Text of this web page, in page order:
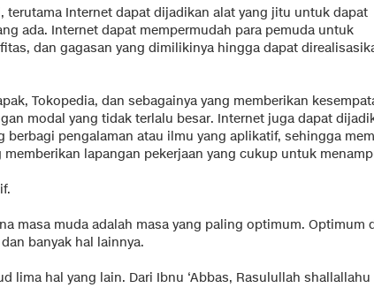
terutama Internet dapat dijadikan alat yang jitu untuk dapat
ada. Internet dapat mempermudah para pemuda untuk
dan gagasan yang dimilikinya hingga dapat
Tokopedia, dan sebagainya yang memberikan
modal yang tidak terlalu besar. Internet juga dapat
berbagi pengalaman atau ilmu yang aplikatif, sehingga
lapangan pekerjaan yang cukup untuk
masa muda adalah masa yang paling optimum. Optimum
banyak hal lainnya.
lima hal yang lain. Dari Ibnu ‘Abbas, Rasulullah shallallahu